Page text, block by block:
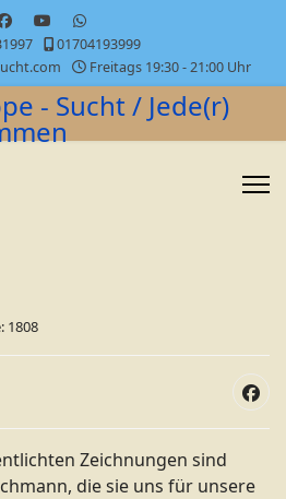
01704193999
Freitags 19:30 - 21:00 Uhr
- Sucht / Jede(r)
1808
Zeichnungen sind
die sie uns für unsere